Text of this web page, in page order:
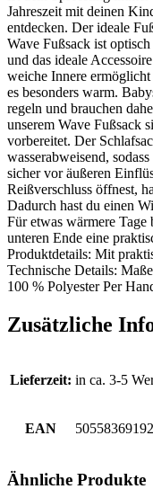
Jahreszeit mit deinen
entdecken. Der ideale
Wave Fußsack ist
und das ideale
weiche Innere
es besonders warm.
regeln und brauchen
unserem Wave Fußsack
vorbereitet. Der
wasserabweisend,
sicher vor äußeren
Reißverschluss öffnest,
Dadurch hast du einen
Für etwas wärmere
unteren Ende eine
Produktdetails: Mit
Technische Details:
100 % Polyester Per
Zusätzliche
Lieferzeit: in ca. 3-5
EAN
Ähnliche Produkte